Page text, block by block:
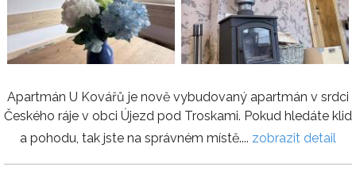
Apartmán U Kovářů je nově vybudovaný apartmán v srdci
Českého ráje v obci Újezd pod Troskami. Pokud hledáte klid
a pohodu, tak jste na správném místě.... zobrazit detail